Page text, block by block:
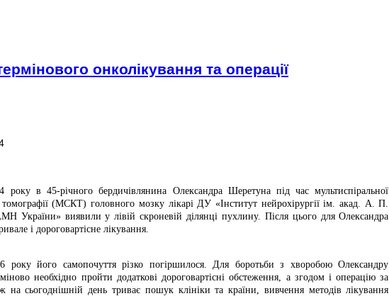
онколікування та операції
року в 45-річного бердичівлянина Олександра Шеретуна під час мультиспіральної
томографії (МСКТ) головного мозку лікарі ДУ «Інститут нейрохірургії ім. акад. А. П.
України» виявили у лівій скроневій ділянці пухлину. Після цього для Олександра
і дороговартісне лікування.
року його самопочуття різко погіршилося. Для боротьби з хворобою Олександру
необхідно пройти додаткові дороговартісні обстеження, а згодом і операцію за
на сьогоднішній день триває пошук клініки та країни, вивчення методів лікування